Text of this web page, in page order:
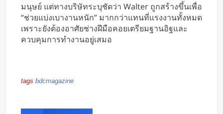
มนุษย์ แต่ทางบริษัทระบุชัดว่า Walter ถูกสร้างขึ้นเพื่อ
“ช่วยแบ่งเบางานหนัก” มากกว่าแทนที่แรงงานทั้งหมด
เพราะยังต้องอาศัยช่างฝีมือคอยเตรียมฐานอิฐและ
ควบคุมการทำงานอยู่เสมอ
tags bdcmagazine